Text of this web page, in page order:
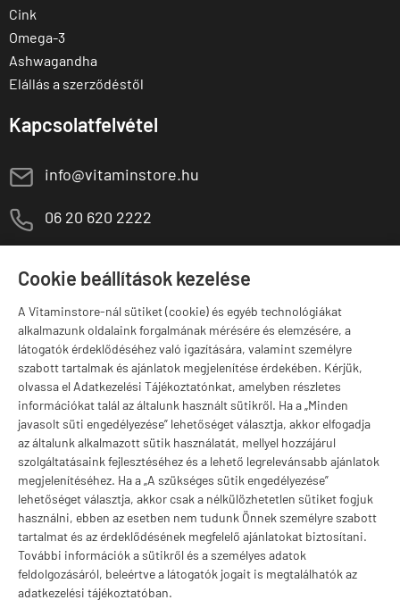
Cookie beállítások kezelése
A Vitaminstore-nál sütiket (cookie) és egyéb technológiákat
alkalmazunk oldalaink forgalmának mérésére és elemzésére, a
látogatók érdeklődéséhez való igazítására, valamint személyre
szabott tartalmak és ajánlatok megjelenítése érdekében. Kérjük,
olvassa el Adatkezelési Tájékoztatónkat, amelyben részletes
információkat talál az általunk használt sütikről. Ha a „Minden
javasolt süti engedélyezése” lehetőséget választja, akkor elfogadja
az általunk alkalmazott sütik használatát, mellyel hozzájárul
szolgáltatásaink fejlesztéséhez és a lehető legrelevánsabb ajánlatok
megjelenítéséhez. Ha a „A szükséges sütik engedélyezése”
lehetőséget választja, akkor csak a nélkülözhetetlen sütiket fogjuk
használni, ebben az esetben nem tudunk Önnek személyre szabott
tartalmat és az érdeklődésének megfelelő ajánlatokat biztosítani.
További információk a sütikről és a személyes adatok
feldolgozásáról, beleértve a látogatók jogait is megtalálhatók az
adatkezelési tájékoztatóban.
Cink
Omega-3
Ashwagandha
Elállás a szerződéstől
Kapcsolatfelvétel
E info@vitaminstore.hu
M 06 20 620 2222
Szugló u. 83-85.
Márkák
Valuta választás